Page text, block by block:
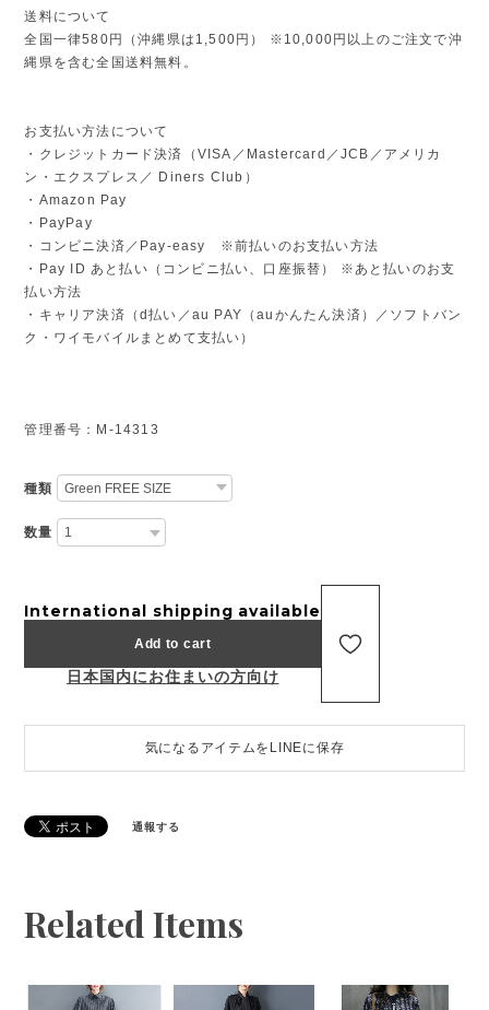
送料について
全国一律580円（沖縄県は1,500円） ※10,000円以上のご注文で沖
縄県を含む全国送料無料。
お支払い方法について
・クレジットカード決済（VISA／Mastercard／JCB／アメリカ
ン・エクスプレス／ Diners Club）
・Amazon Pay
・PayPay
・コンビニ決済／Pay-easy ※前払いのお支払い方法
・Pay ID あと払い（コンビニ払い、口座振替） ※あと払いのお支
払い方法
・キャリア決済（d払い／au PAY（auかんたん決済）／ソフトバン
ク・ワイモバイルまとめて支払い）
管理番号：M-14313
種類
数量
International shipping available
Add to cart
日本国内にお住まいの方向け
気になるアイテムをLINEに保存
通報する
Related Items